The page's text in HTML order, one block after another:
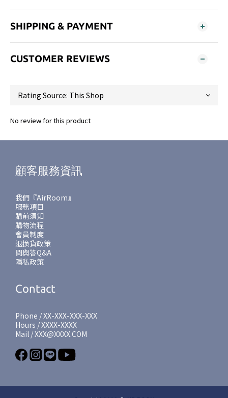
SHIPPING & PAYMENT
CUSTOMER REVIEWS
No review for this product
顧客服務資訊
我們『AirRoom』
服務項目
購前須知
購物流程
會員制度
退換貨政策
問與答Q&A
隱私政策
Contact
Phone / XX-XXX-XXX-XXX
Hours / XXXX-XXXX
Mail / XXX@XXXX.COM